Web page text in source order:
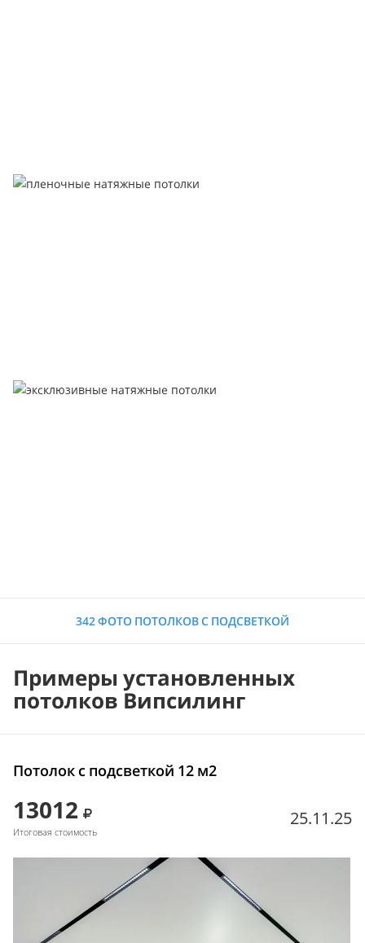
342 ФОТО ПОТОЛКОВ С ПОДСВЕТКОЙ
Примеры установленных
потолков Випсилинг
Потолок с подсветкой 12 м2
13012
Итоговая стоимость
25.11.25